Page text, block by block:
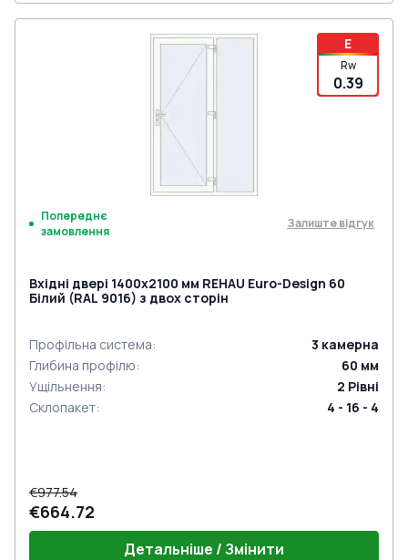
E
Rw
0.39
Попереднє
замовлення
Залиште відгук
Вхідні двері 1400x2100 мм REHAU Euro-Design 60
Білий (RAL 9016) з двох сторін
Профільна система: 3 камерна
Глибина профілю: 60 мм
Ущільнення: 2 Рівні
Склопакет: 4 - 16 - 4
€977.54
€664.72
Детальніше / Змінити